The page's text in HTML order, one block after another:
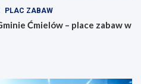
PLAC ZABAW
Ćmielów – place zabaw w